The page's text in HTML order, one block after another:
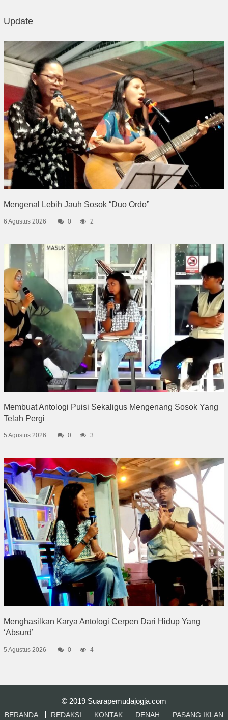
Update
Mengenal Lebih Jauh Sosok “Duo Ordo”
6 Agustus 2026 0 2
Membuat Antologi Puisi Sekaligus Mengenang Sosok Yang
Telah Pergi
5 Agustus 2026 0 3
Menghasilkan Karya Antologi Cerpen Dari Hidup Yang
‘Absurd’
5 Agustus 2026 0 4
© 2019 Suarapemudajogja.com
BERANDA REDAKSI KONTAK DENAH PASANG IKLAN